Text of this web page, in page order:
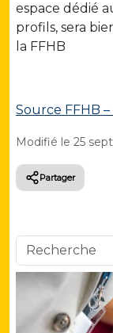
espace dédié
profils, sera
la FFHB
Source FFHB –
Modifié le 25
Partager